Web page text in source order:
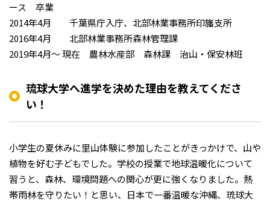
ース 卒業
2014年4月 千葉県庁入庁、北部林業事務所印旛支所
2016年4月 北部林業事務所森林管理課
2019年4月～ 現在 農林水産部 森林課 治山・保安林班
琉球大学へ進学を決めた理由を教えてくださ
い！
小学生の夏休みに里山体験に参加したことがきっかけで、山や
植物を好む子どもでした。学校の授業で地球温暖化について
習うと、森林、環境問題への関心が更に強くなりました。熱
帯雨林を守りたい！と思い、日本で一番温暖な沖縄、琉球大